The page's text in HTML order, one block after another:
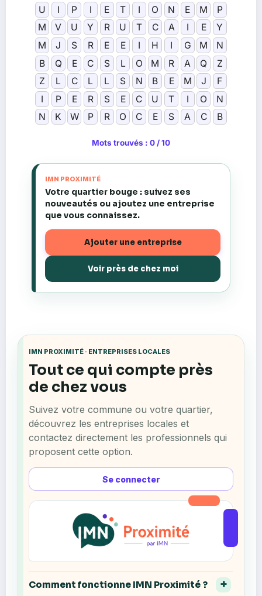
U I P I E T I O N E M
P
M
V U Y R U T C A I E
Y
M
J S R E E I H I G M
N
B
Q E C S L O M R A Q
Z
Z
L C L L S N B E M J
F
I
P E R S E C U T I O
N
N
K W P R O C E S A C B
Mots trouvés : 0 / 10
IMN PROXIMITÉ
Votre quartier bouge : suivez ses
nouveautés ou ajoutez une entreprise
que vous connaissez.
Ajouter une entreprise
Voir près de chez moi
IMN PROXIMITÉ · ENTREPRISES LOCALES
Se connecter
Tout ce qui compte près
de chez vous
Suivez votre commune ou votre quartier,
découvrez les entreprises locales et
contactez directement les professionnels qui
proposent cette option.
Comment fonctionne IMN Proximité ?